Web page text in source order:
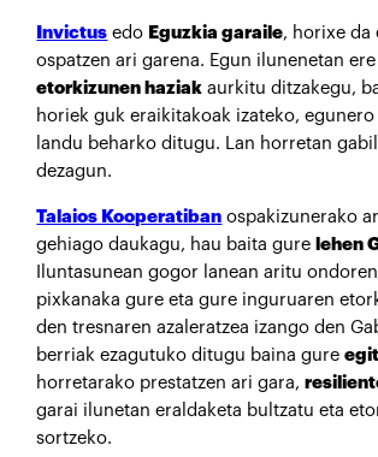
Invictus edo Eguzkia garaile, horixe da
ospatzen ari garena. Egun ilunenetan
etorkizunen haziak aurkitu ditzakegu,
horiek guk eraikitakoak izateko, egunero
landu beharko ditugu. Lan horretan
dezagun.
Talaios Kooperatiban ospakizunerako
gehiago daukagu, hau baita gure lehen
Iluntasunean gogor lanean aritu
pixkanaka gure eta gure inguruaren
den tresnaren azaleratzea izango den
berriak ezagutuko ditugu baina gure
horretarako prestatzen ari gara,
garai ilunetan eraldaketa bultzatu eta
sortzeko.